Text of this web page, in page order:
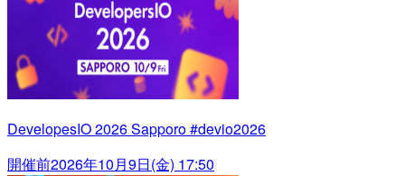
DevelopesIO 2026 Sapporo #devio2026
開催前2026年10月9日(金) 17:50